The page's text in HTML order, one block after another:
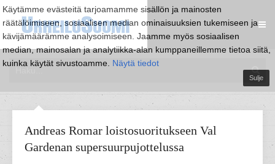
Käytämme evästeitä tarjoamamme sisällön ja mainosten
räätälöimiseen, sosiaalisen median ominaisuuksien tukemiseen ja
kävijämäärämme analysoimiseen. Jaamme myös sosiaalisen
median, mainosalan ja analytiikka-alan kumppaneillemme tietoa siitä,
kuinka käytät sivustoamme. Näytä tiedot
Sulje
Andreas Romar loistosuoritukseen Val
Gardenan supersuurpujottelussa